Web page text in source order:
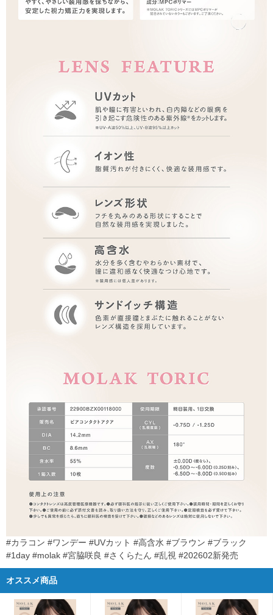
#カラコン #ワンデー #UVカット #高含水 #ブラウン #ブラック
#1day #molak #宮脇咲良 #さくらたん #乱視 #202602新発売
オススメ商品